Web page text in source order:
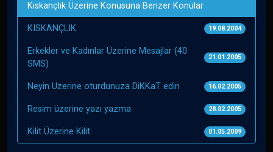
Kıskançlık Üzerine Konusuna Benzer Konular
KISKANÇLIK 19.08.2004
Erkekler ve Kadınlar Üzerine Mesajlar (40
SMS)
21.01.2005
Neyin Uzerine oturdunuza DiKKaT edin 16.02.2005
Resim üzerine yazı yazma 28.02.2005
Kilit Üzerine Kilit 01.05.2009